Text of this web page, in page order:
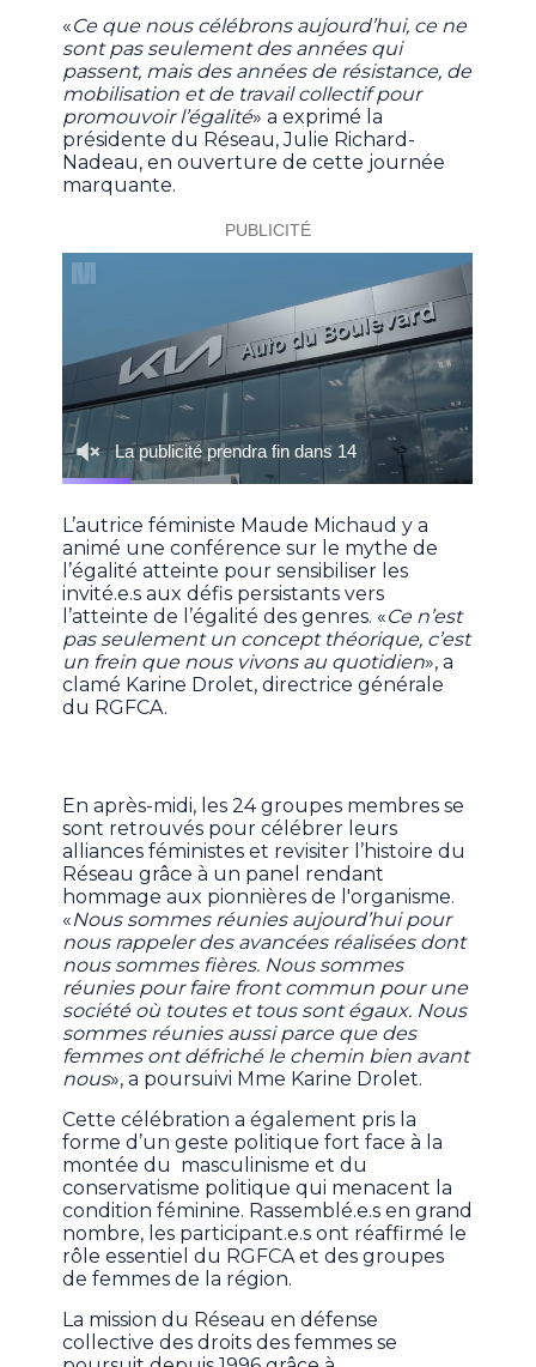
«Ce que nous célébrons aujourd’hui, ce ne
sont pas seulement des années qui
passent, mais des années de résistance, de
mobilisation et de travail collectif pour
promouvoir l’égalité» a exprimé la
présidente du Réseau, Julie Richard-
Nadeau, en ouverture de cette journée
marquante.
L’autrice féministe Maude Michaud y a
animé une conférence sur le mythe de
l’égalité atteinte pour sensibiliser les
invité.e.s aux défis persistants vers
l’atteinte de l’égalité des genres. «Ce n’est
pas seulement un concept théorique, c’est
un frein que nous vivons au quotidien», a
clamé Karine Drolet, directrice générale
du RGFCA.
En après-midi, les 24 groupes membres se
sont retrouvés pour célébrer leurs
alliances féministes et revisiter l’histoire du
Réseau grâce à un panel rendant
hommage aux pionnières de l'organisme.
«Nous sommes réunies aujourd’hui pour
nous rappeler des avancées réalisées dont
nous sommes fières. Nous sommes
réunies pour faire front commun pour une
société où toutes et tous sont égaux. Nous
sommes réunies aussi parce que des
femmes ont défriché le chemin bien avant
nous», a poursuivi Mme Karine Drolet.
Cette célébration a également pris la
forme d’un geste politique fort face à la
montée du masculinisme et du
conservatisme politique qui menacent la
condition féminine. Rassemblé.e.s en grand
nombre, les participant.e.s ont réaffirmé le
rôle essentiel du RGFCA et des groupes
de femmes de la région.
La mission du Réseau en défense
collective des droits des femmes se